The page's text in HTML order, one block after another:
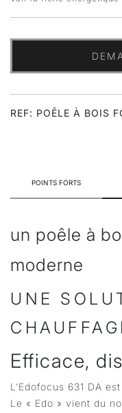
REF: POÊLE À BOIS
POINTS FORTS
un poêle à
moderne
UNE
Efficace,
L’Edofocus 631 DA
Le « Edo » vient du